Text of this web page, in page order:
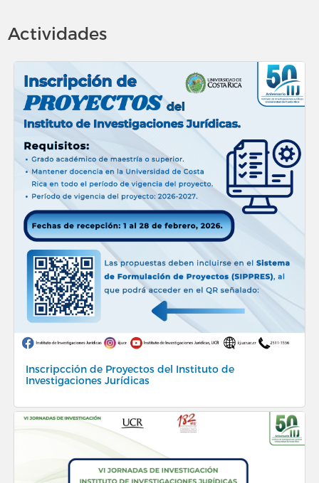
Actividades
Inscripcción de Proyectos del Instituto de
Investigaciones Jurídicas